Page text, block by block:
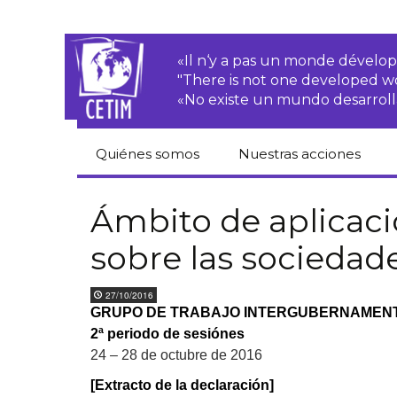
«Il n‘y a pas un monde
"There is not one developed
«No existe un mundo
Quiénes somos
Equipo
Newsletters
Informes de
actividades
Nuestras acciones
campesinas·os
Empresas
transnacionales
medioambiental
Derechos
y culturales
Ámbito de
sobre las
27/10/2016
GRUPO DE TRABAJO
2ª periodo de sesiónes
24 – 28 de octubre de 2016
[Extracto de la declaración]